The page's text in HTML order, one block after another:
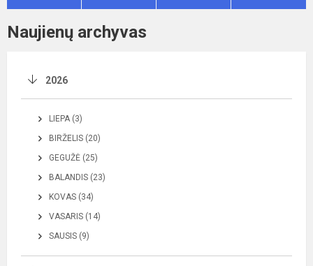
Naujienų archyvas
2026
LIEPA (3)
BIRŽELIS (20)
GEGUŽĖ (25)
BALANDIS (23)
KOVAS (34)
VASARIS (14)
SAUSIS (9)